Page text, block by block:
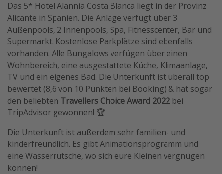
Das 5* Hotel Alannia Costa Blanca liegt in der Provinz
Alicante in Spanien. Die Anlage verfügt über 3
Außenpools, 2 Innenpools, Spa, Fitnesscenter, Bar und
Supermarkt. Kostenlose Parkplätze sind ebenfalls
vorhanden. Alle Bungalows verfügen über einen
Wohnbereich, eine ausgestattete Küche, Klimaanlage,
TV und ein eigenes Bad. Die Unterkunft ist überall top
bewertet (8,6 von 10 Punkten bei Booking) & hat sogar
den beliebten Travellers Choice Award 2022bei
TripAdvisor gewonnen! 🏆
Die Unterkunft ist außerdem sehr familien- und
kinderfreundlich. Es gibt Animationsprogramm und
eine Wasserrutsche, wo sich eure Kleinen vergnügen
können!